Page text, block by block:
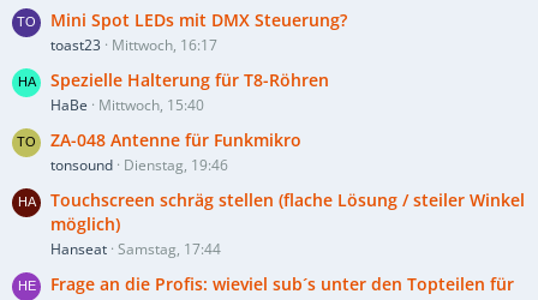
Mini Spot LEDs mit DMX Steuerung?
toast23 Mittwoch, 16:17
Spezielle Halterung für T8-Röhren
HaBe Mittwoch, 15:40
ZA-048 Antenne für Funkmikro
tonsound Dienstag, 19:46
Touchscreen schräg stellen (flache Lösung / steiler Winkel
möglich)
Hanseat Samstag, 17:44
Frage an die Profis: wieviel sub´s unter den Topteilen für